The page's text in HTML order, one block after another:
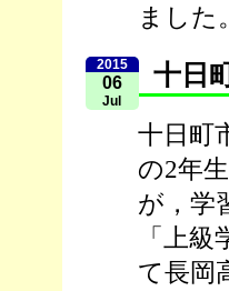
ました
2015
06
Jul
十日
十日町
の2年
が，学
「上
て長岡